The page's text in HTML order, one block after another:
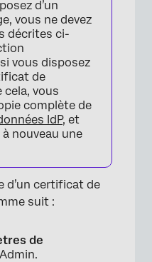
d’un
vous ne devez
décrites ci-
vous disposez
de
cela, vous
complète de
IdP, et
nouveau une
d’un certificat de
suit :
de